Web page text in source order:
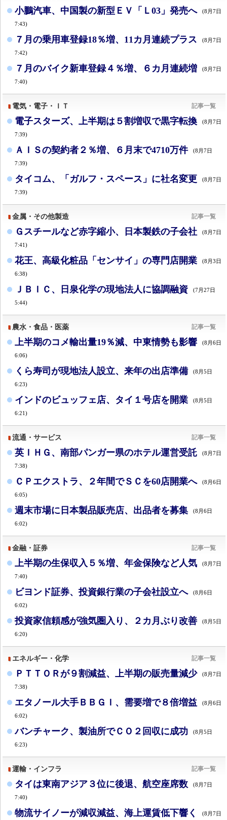
小鵬汽車、中国製の新型ＥＶ「Ｌ03」発売へ (8月7日
7:43)
７月の乗用車登録18％増、11カ月連続プラス (8月7日
7:42)
７月のバイク新車登録４％増、６カ月連続増 (8月7日
7:40)
電気・電子・ＩＴ 記事一覧
電子スターズ、上半期は５割増収で黒字転換 (8月7日
7:39)
ＡＩＳの契約者２％増、６月末で4710万件 (8月7日
7:39)
タイコム、「ガルフ・スペース」に社名変更 (8月7日
7:39)
金属・その他製造 記事一覧
Ｇスチールなど赤字縮小、日本製鉄の子会社 (8月7日
7:41)
花王、高級化粧品「センサイ」の専門店開業 (8月3日
6:38)
ＪＢＩＣ、日泉化学の現地法人に協調融資 (7月27日
5:44)
農水・食品・医薬 記事一覧
上半期のコメ輸出量19％減、中東情勢も影響 (8月6日
6:06)
くら寿司が現地法人設立、来年の出店準備 (8月5日
6:23)
インドのビュッフェ店、タイ１号店を開業 (8月5日
6:21)
流通・サービス 記事一覧
英ＩＨＧ、南部パンガー県のホテル運営受託 (8月7日
7:38)
ＣＰエクストラ、２年間でＳＣを60店開業へ (8月6日
6:05)
週末市場に日本製品販売店、出品者を募集 (8月6日
6:02)
金融・証券 記事一覧
上半期の生保収入５％増、年金保険など人気 (8月7日
7:40)
ビヨンド証券、投資銀行業の子会社設立へ (8月6日
6:02)
投資家信頼感が強気圏入り、２カ月ぶり改善 (8月5日
6:20)
エネルギー・化学 記事一覧
ＰＴＴＯＲが９割減益、上半期の販売量減少 (8月7日
7:38)
エタノール大手ＢＢＧＩ、需要増で８倍増益 (8月6日
6:02)
バンチャーク、製油所でＣＯ２回収に成功 (8月5日
6:23)
運輸・インフラ 記事一覧
タイは東南アジア３位に後退、航空座席数 (8月7日
7:40)
物流サイノーが減収減益、海上運賃低下響く (8月7日